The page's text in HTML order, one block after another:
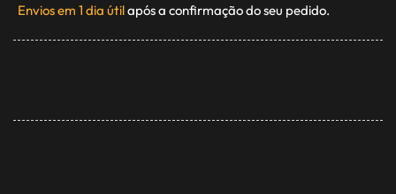
Envios em 1 dia útilapós a confirmação do seu pedido.